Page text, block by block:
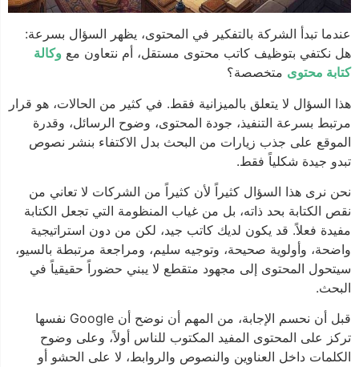
عندما تبدأ الشركة بالتفكير في المحتوى، يظهر السؤال بسرعة:
هل نكتفي بتوظيف كاتب محتوى مستقل، أم نتعاون مع وكالة
كتابة محتوىمتخصصة؟
هذا السؤال لا يتعلق بالميزانية فقط. في كثير من الحالات، هو قرار
مرتبط بسرعة التنفيذ، جودة المحتوى، وضوح الرسائل، وقدرة
الموقع على جذب زيارات من البحث بدل الاكتفاء بنشر نصوص
تبدو جيدة شكلياً فقط.
نحن نرى هذا السؤال كثيراً لأن كثيراً من الشركات لا تعاني من
نقص الكتابة بحد ذاته، بل من غياب المنظومة التي تجعل الكتابة
مفيدة فعلاً. قد يكون لديك كاتب جيد، لكن من دون استراتيجية
واضحة، وأولوية صحيحة، وتوجيه سليم، ومراجعة مرتبطة بالسيو،
سيتحول المحتوى إلى مجهود متقطع لا يبني حضوراً حقيقياً في
البحث.
قبل أن نحسم الإجابة، من المهم أن نوضح أن Google نفسها
تركز على المحتوى المفيد المكتوب للناس أولاً، وعلى وضوح
الكلمات داخل العناوين والنصوص والروابط، لا على الحشو أو